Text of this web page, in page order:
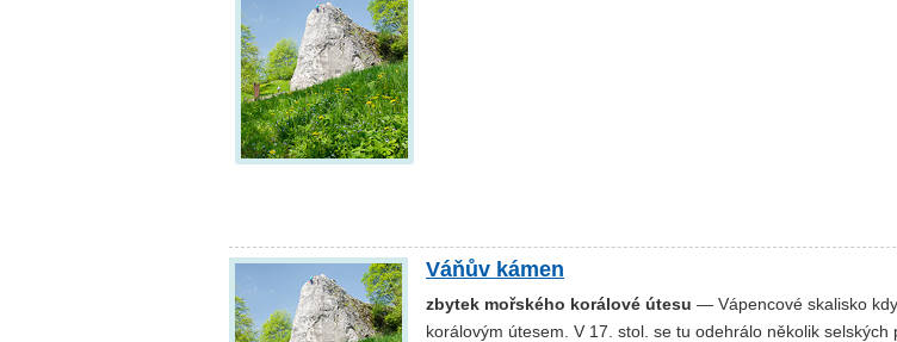
Váňův kámen
zbytek mořského korálové útesu — Vápencové skalisko
korálovým útesem. V 17. stol. se tu odehrálo několik selských